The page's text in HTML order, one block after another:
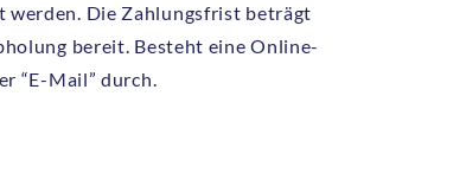
werden. Die Zahlungsfrist beträgt
bereit. Besteht eine Online-
“E-Mail” durch.